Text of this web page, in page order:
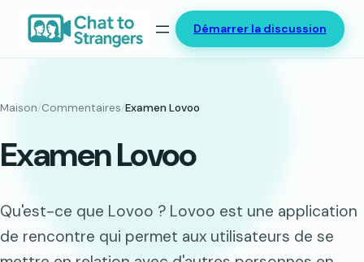
Démarrer la discussion
Maison/Commentaires/Examen Lovoo
Examen Lovoo
Qu'est-ce que Lovoo ? Lovoo est une application
de rencontre qui permet aux utilisateurs de se